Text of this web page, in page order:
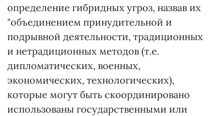
определение гибридных угроз, назвав их
"объединением принудительной и
подрывной деятельности, традиционных
и нетрадиционных методов (т.е.
дипломатических, военных,
экономических, технологических),
которые могут быть скоординировано
использованы государственными или